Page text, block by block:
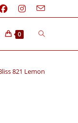
0
821 Lemon